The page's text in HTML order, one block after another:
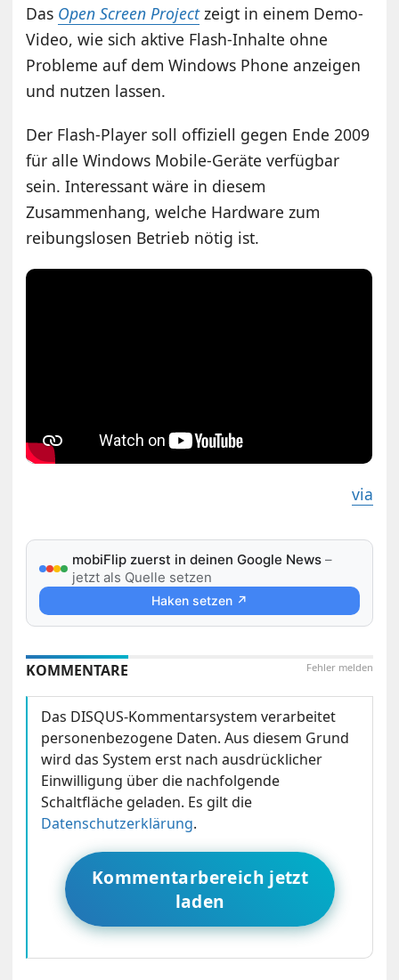
Das Open Screen Projectzeigt in einem Demo-
Video, wie sich aktive Flash-Inhalte ohne
Probleme auf dem Windows Phone anzeigen
und nutzen lassen.
Der Flash-Player soll offiziell gegen Ende 2009
für alle Windows Mobile-Geräte verfügbar
sein. Interessant wäre in diesem
Zusammenhang, welche Hardware zum
reibungslosen Betrieb nötig ist.
via
mobiFlip zuerst in deinen Google News –
jetzt als Quelle setzen
Haken setzen ↗
Fehler melden
KOMMENTARE
Das DISQUS-Kommentarsystem verarbeitet
personenbezogene Daten. Aus diesem Grund
wird das System erst nach ausdrücklicher
Einwilligung über die nachfolgende
Schaltfläche geladen. Es gilt die
Datenschutzerklärung.
Kommentarbereich jetzt
laden